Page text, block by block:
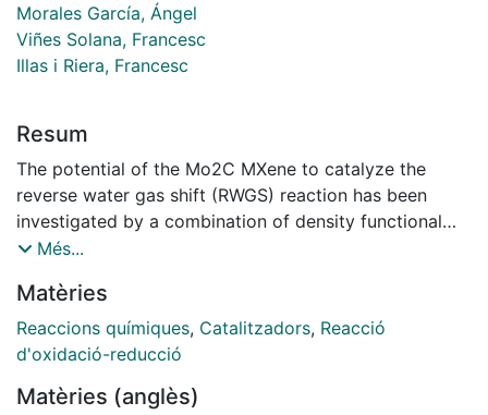
Morales García, Ángel
Viñes Solana, Francesc
Illas i Riera, Francesc
Resum
The potential of the Mo2C MXene to catalyze the
reverse water gas shift (RWGS) reaction has been
investigated by a combination of density functional
theory (DFT)-based calculations, atomistic
Different catalytic routes are explored including redox
and associative (carboxyl and formate) mechanisms at
a high temperature at which the RWGS reaction is
Mo2C MXene, the RWGS reaction proceeds
Més...
Matèries
Reaccions químiques, Catalitzadors, Reacció
d'oxidació-reducció
Matèries (anglès)